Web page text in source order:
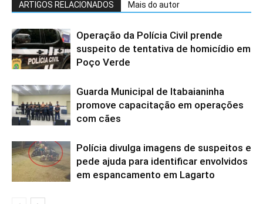
ARTIGOS RELACIONADOS Mais do autor
Operação da Polícia Civil prende
suspeito de tentativa de homicídio em
Poço Verde
Guarda Municipal de Itabaianinha
promove capacitação em operações
com cães
Polícia divulga imagens de suspeitos e
pede ajuda para identificar envolvidos
em espancamento em Lagarto